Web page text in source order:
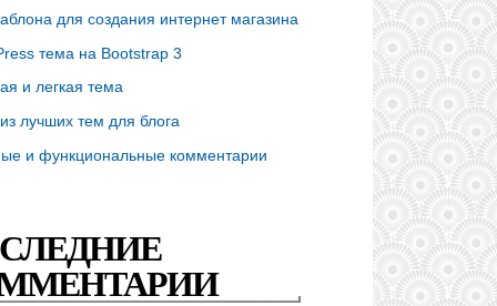
для создания интернет магазина
тема на Bootstrap 3
и легкая тема
лучших тем для блога
и функциональные комментарии